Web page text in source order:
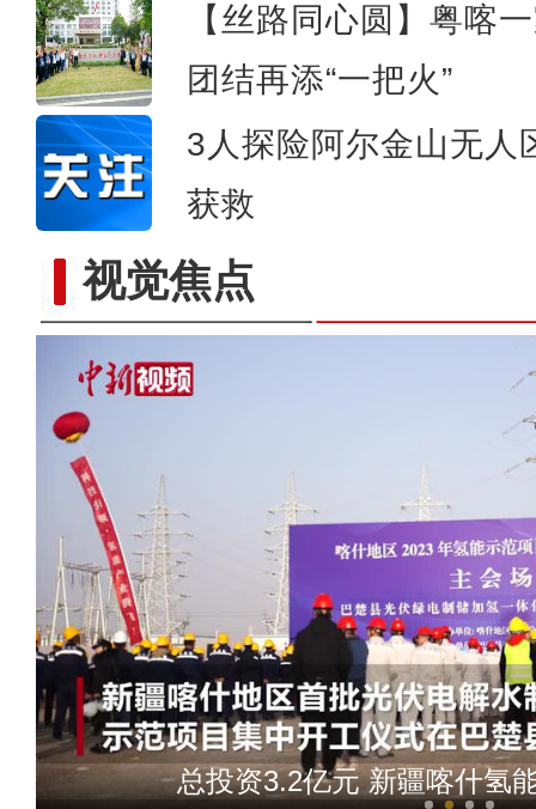
【丝路同心圆】粤喀
团结再添“一把火”
3人探险阿尔金山无人
获救
视觉焦点航拍“多巴胺”配色的新
总投资3.2亿元 新疆喀什氢